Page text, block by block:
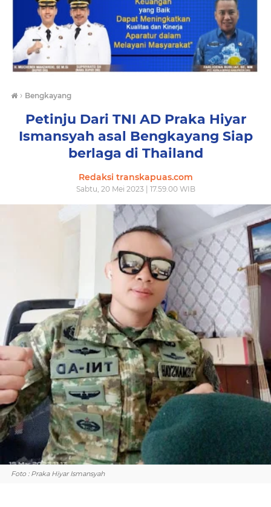
› Bengkayang
Petinju Dari TNI AD Praka Hiyar
Ismansyah asal Bengkayang Siap
berlaga di Thailand
Redaksi transkapuas.com
Sabtu, 20 Mei 2023 | 17.59.00 WIB
Foto : Praka Hiyar Ismansyah